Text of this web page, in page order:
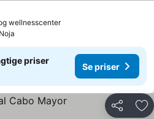
wellnesscenterSe priser
Noja
priser
Se priser
Del